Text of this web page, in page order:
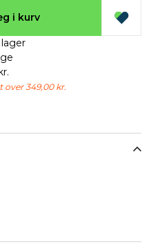
i kurv
over 349,00 kr.